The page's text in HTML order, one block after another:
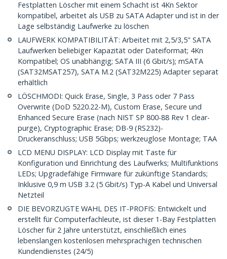
Festplatten Löscher mit einem Schacht ist 4Kn Sektor
kompatibel, arbeitet als USB zu SATA Adapter und ist in der
Lage selbständig Laufwerke zu löschen
LAUFWERK KOMPATIBILITÄT: Arbeitet mit 2,5/3,5" SATA
Laufwerken beliebiger Kapazität oder Dateiformat; 4Kn
Kompatibel; OS unabhängig; SATA III (6 Gbit/s); mSATA
(SAT32MSAT257), SATA M.2 (SAT32M225) Adapter separat
erhältlich
LÖSCHMODI: Quick Erase, Single, 3 Pass oder 7 Pass
Overwrite (DoD 5220.22-M), Custom Erase, Secure und
Enhanced Secure Erase (nach NIST SP 800-88 Rev 1 clear-
purge), Cryptographic Erase; DB-9 (RS232)-
Druckeranschluss; USB 5Gbps; werkzeuglose Montage; TAA
LCD MENU DISPLAY: LCD Display mit Taste für
Konfiguration und Einrichtung des Laufwerks; Multifunktions
LEDs; Upgradefähige Firmware für zukünftige Standards;
Inklusive 0,9 m USB 3.2 (5 Gbit/s) Typ-A Kabel und Universal
Netzteil
DIE BEVORZUGTE WAHL DES IT-PROFIS: Entwickelt und
erstellt für Computerfachleute, ist dieser 1-Bay Festplatten
Löscher für 2 Jahre unterstützt, einschließlich eines
lebenslangen kostenlosen mehrsprachigen technischen
Kundendienstes (24/5)